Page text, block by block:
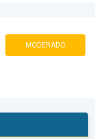
MODERADO